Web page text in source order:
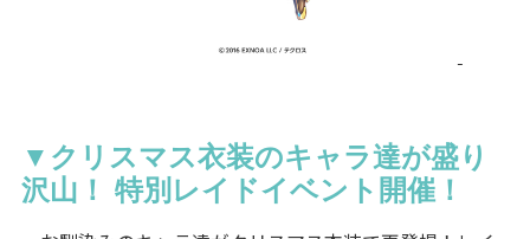
▼クリスマス衣装のキャラ達が盛り
沢山！ 特別レイドイベント開催！